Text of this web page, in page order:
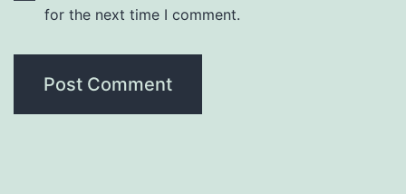
for the next time I comment.